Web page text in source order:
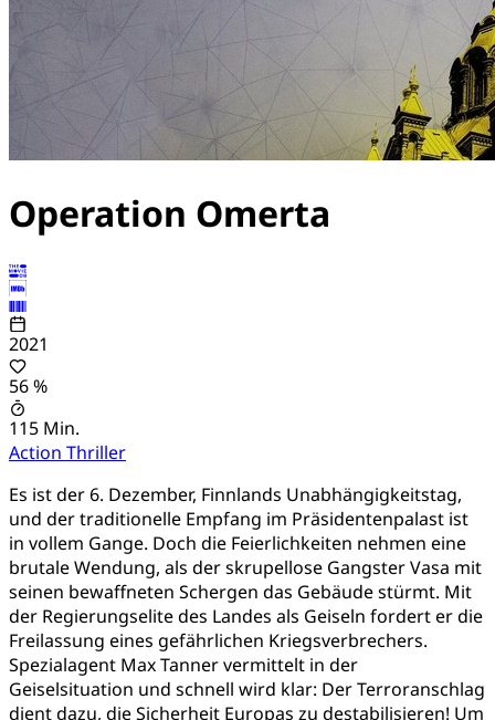
Operation Omerta
2021
56 %
115 Min.
Action Thriller
Es ist der 6. Dezember, Finnlands Unabhängigkeitstag,
und der traditionelle Empfang im Präsidentenpalast ist
in vollem Gange. Doch die Feierlichkeiten nehmen eine
brutale Wendung, als der skrupellose Gangster Vasa mit
seinen bewaffneten Schergen das Gebäude stürmt. Mit
der Regierungselite des Landes als Geiseln fordert er die
Freilassung eines gefährlichen Kriegsverbrechers.
Spezialagent Max Tanner vermittelt in der
Geiselsituation und schnell wird klar: Der Terroranschlag
dient dazu, die Sicherheit Europas zu destabilisieren! Um